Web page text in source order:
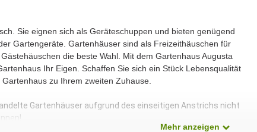
Sie eignen sich als Geräteschuppen und bieten genügend
Gartengeräte. Gartenhäuser sind als Freizeithäuschen für
die beste Wahl. Mit dem Gartenhaus Augusta
Ihr Eigen. Schaffen Sie sich ein Stück Lebensqualität
zu Ihrem zweiten Zuhause.
Gartenhäuser aufgrund des einseitigen Anstrichs nicht
Mehr anzeigen